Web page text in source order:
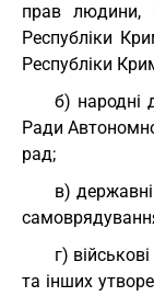
прав людини,
Республіки
Республіки
б) народні
Ради
рад;
в)
г)
та інших